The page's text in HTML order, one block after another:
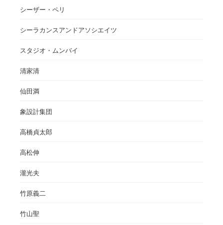
シーザー・ペリ
シーラカンスアンドアソシエイツ
スタジオ・ムンバイ
清家清
仙田満
象設計集団
高橋貞太郎
高松伸
瀧光夫
竹原義二
竹山聖